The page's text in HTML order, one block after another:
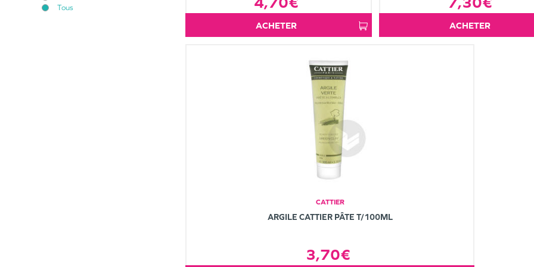
Tous
ACHETER ACHETER
CATTIER
ARGILE CATTIER PÂTE T/100ML
3,70€